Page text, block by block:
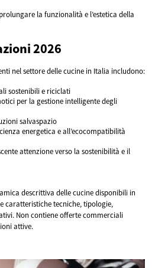
la funzionalità e l’estetica della
2026
nel settore delle cucine in Italia includono:
sostenibili e riciclati
per la gestione intelligente degli
salvaspazio
energetica e all’ecocompatibilità
attenzione verso la sostenibilità e il
descrittiva delle cucine disponibili in
caratteristiche tecniche, tipologie,
Non contiene offerte commerciali
attive.